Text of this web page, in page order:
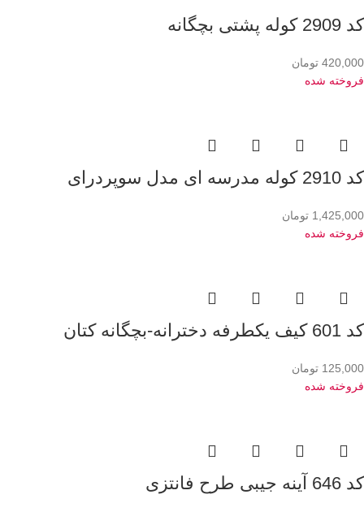
کد 2909 کوله پشتی بچگانه
420,000 تومان
فروخته شده
کد 2910 کوله مدرسه ای مدل سوپردرای
1,425,000 تومان
فروخته شده
کد 601 کیف یکطرفه دخترانه-بچگانه کتان
125,000 تومان
فروخته شده
کد 646 آینه جیبی طرح فانتزی